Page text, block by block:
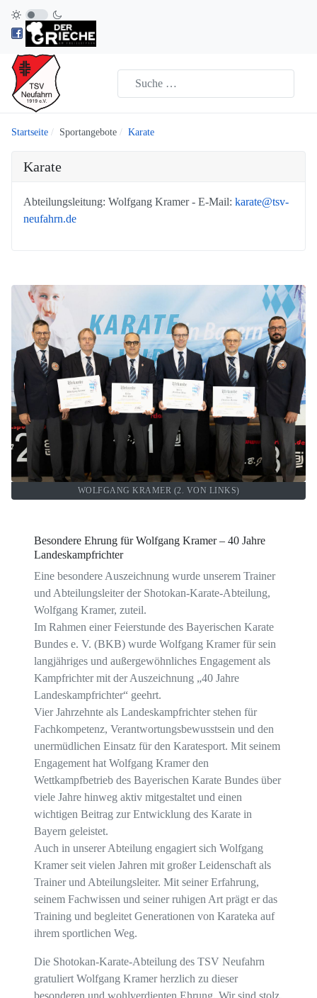
Startseite Sportangebote Karate
Karate
Abteilungsleitung: Wolfgang Kramer - E-Mail: karate@tsv-
neufahrn.de
WOLFGANG KRAMER (2. VON LINKS)
Besondere Ehrung für Wolfgang Kramer – 40 Jahre
Landeskampfrichter
Eine besondere Auszeichnung wurde unserem Trainer
und Abteilungsleiter der Shotokan-Karate-Abteilung,
Wolfgang Kramer, zuteil.
Im Rahmen einer Feierstunde des Bayerischen Karate
Bundes e. V. (BKB) wurde Wolfgang Kramer für sein
langjähriges und außergewöhnliches Engagement als
Kampfrichter mit der Auszeichnung „40 Jahre
Landeskampfrichter“ geehrt.
Vier Jahrzehnte als Landeskampfrichter stehen für
Fachkompetenz, Verantwortungsbewusstsein und den
unermüdlichen Einsatz für den Karatesport. Mit seinem
Engagement hat Wolfgang Kramer den
Wettkampfbetrieb des Bayerischen Karate Bundes über
viele Jahre hinweg aktiv mitgestaltet und einen
wichtigen Beitrag zur Entwicklung des Karate in
Bayern geleistet.
Auch in unserer Abteilung engagiert sich Wolfgang
Kramer seit vielen Jahren mit großer Leidenschaft als
Trainer und Abteilungsleiter. Mit seiner Erfahrung,
seinem Fachwissen und seiner ruhigen Art prägt er das
Training und begleitet Generationen von Karateka auf
ihrem sportlichen Weg.
Die Shotokan-Karate-Abteilung des TSV Neufahrn
gratuliert Wolfgang Kramer herzlich zu dieser
besonderen und wohlverdienten Ehrung. Wir sind stolz,